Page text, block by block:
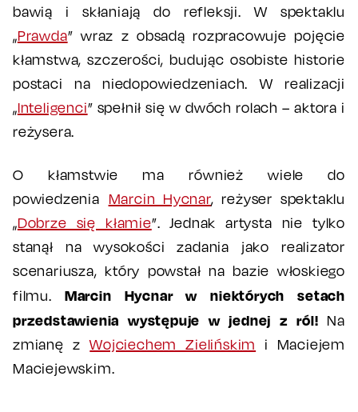
bawią i skłaniają do refleksji. W spektaklu
„Prawda” wraz z obsadą rozpracowuje pojęcie
kłamstwa, szczerości, budując osobiste historie
postaci na niedopowiedzeniach. W realizacji
„Inteligenci” spełnił się w dwóch rolach – aktora i
reżysera.
O kłamstwie ma również wiele do
powiedzenia Marcin Hycnar, reżyser spektaklu
„Dobrze się kłamie”. Jednak artysta nie tylko
stanął na wysokości zadania jako realizator
scenariusza, który powstał na bazie włoskiego
filmu. Marcin Hycnar w niektórych setach
przedstawienia występuje w jednej z ról! Na
zmianę zWojciechem Zielińskim
i Maciejem
Maciejewskim.